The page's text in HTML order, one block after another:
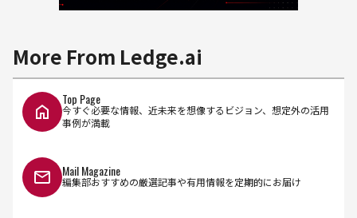
More From Ledge.ai
Top Page
今すぐ必要な情報、近未来を想像するビジョン、想定外の活用
事例が満載
Mail Magazine
編集部おすすめの厳選記事や有用情報を定期的にお届け